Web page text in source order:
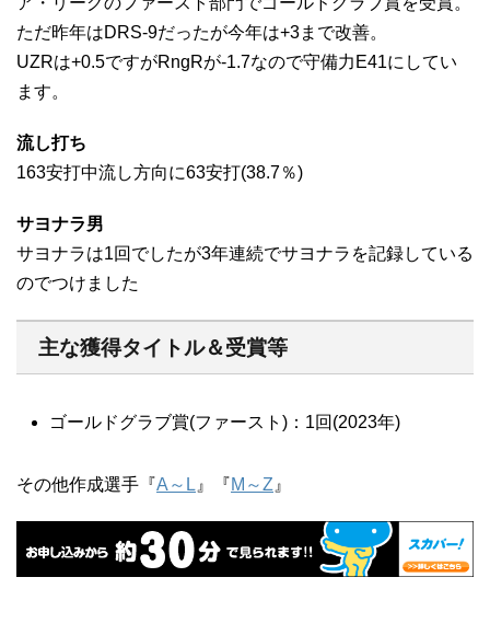
ただ昨年はDRS-9だったが今年は+3まで改善。
UZRは+0.5ですがRngRが-1.7なので守備力E41にしてい
ます。
流し打ち
163安打中流し方向に63安打(38.7％)
サヨナラ男
サヨナラは1回でしたが3年連続でサヨナラを記録している
のでつけました
主な獲得タイトル＆受賞等
ゴールドグラブ賞(ファースト)：1回(2023年)
その他作成選手『A～L 』『M～Z 』